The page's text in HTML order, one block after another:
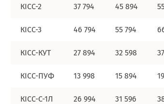
КІСС-2 37 794 45 894
КІСС-3 46 794 55 794
КІСС-КУТ 27 894 32 598
КІСС-ПУФ 13 998 15 894
КІСС-С-1Л 26 994 31 596